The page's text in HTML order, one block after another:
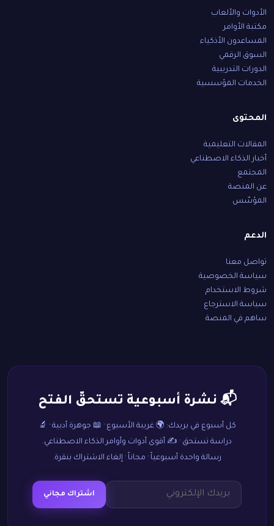
الأدوات والألعاب
مكتبة الأوامر
المساعدون الأذكياء
السوق الرقمي
الدورات التدريبية
الخدمات المؤسسية
المحتوى
المقالات التعليمية
أخبار الذكاء الاصطناعي
المجتمع
عن المنصة
المؤسّس
الدعم
تواصل معنا
سياسة الخصوصية
شروط الاستخدام
سياسة الاسترجاع
ساهم في المنصة
📬 نشرة أسبوعية تستحقّ الفتح
كل أسبوع في بريدك: 🌍 غريبة الأسبوع · 📖 جوهرة أدبية · 🔬
دراسة تستحق · ✍️ أقوى أدوات وأوامر الذكاء الاصطناعي.
رسالة واحدة أسبوعياً · مجاناً · إلغاء الاشتراك بنقرة.
اشتراك مجاني